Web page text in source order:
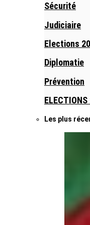
Sécurité
Judiciaire
Elections
Diplomatie
Prévention
Les plus